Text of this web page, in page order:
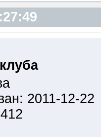
2011-12-22